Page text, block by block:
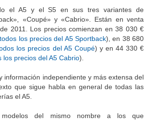
el A5 y el S5 en sus tres variantes de
«Coupé» y «Cabrio». Están en venta
2011. Los precios comienzan en 38 030 €
todos los precios del A5 Sportback), en 38 680
los precios del A5 Coupé) y en 44 330 €
los precios del A5 Cabrio).
información independiente y más extensa del
que sigue habla en general de todas las
el A5.
del mismo nombre a los que